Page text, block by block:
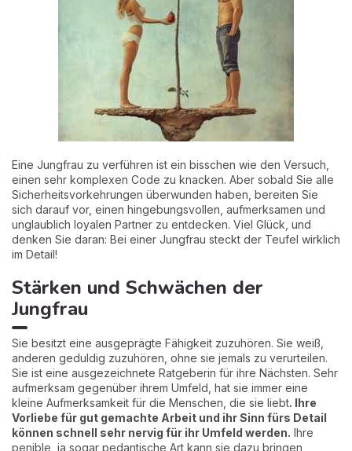
Eine Jungfrau zu verführen ist ein bisschen wie den Versuch,
einen sehr komplexen Code zu knacken. Aber sobald Sie alle
Sicherheitsvorkehrungen überwunden haben, bereiten Sie
sich darauf vor, einen hingebungsvollen, aufmerksamen und
unglaublich loyalen Partner zu entdecken. Viel Glück, und
denken Sie daran: Bei einer Jungfrau steckt der Teufel wirklich
im Detail!
Stärken und Schwächen der
Jungfrau
Sie besitzt eine ausgeprägte Fähigkeit zuzuhören. Sie weiß,
anderen geduldig zuzuhören, ohne sie jemals zu verurteilen.
Sie ist eine ausgezeichnete Ratgeberin für ihre Nächsten. Sehr
aufmerksam gegenüber ihrem Umfeld, hat sie immer eine
kleine Aufmerksamkeit für die Menschen, die sie liebt. Ihre
Vorliebe für gut gemachte Arbeit und ihr Sinn fürs Detail
können schnell sehr nervig für ihr Umfeld werden. Ihre
penible, ja sogar pedantische Art kann sie dazu bringen,